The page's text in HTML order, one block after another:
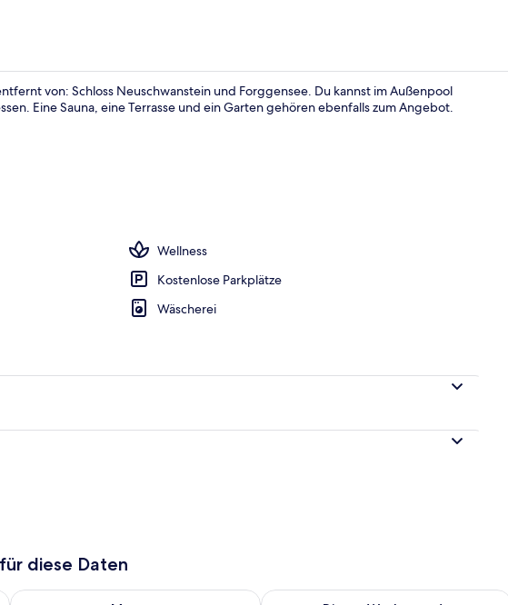
Tägliches Frühstücksbuffet gegen Gebühr
Deluxe-
von: Schloss Neuschwanstein und Forggensee. Du kannst im Außenpool
Eine Sauna, eine Terrasse und ein Garten gehören ebenfalls zum Angebot.
Wellness
Kostenlose Parkplätze
Wäscherei
diese Daten
Aug. 7 - Aug. 8.
Überprüfe die Verfügbarkeit für morgen, Aug. 8 - Aug. 9.
Überprüfe die Verfügbarkeit für